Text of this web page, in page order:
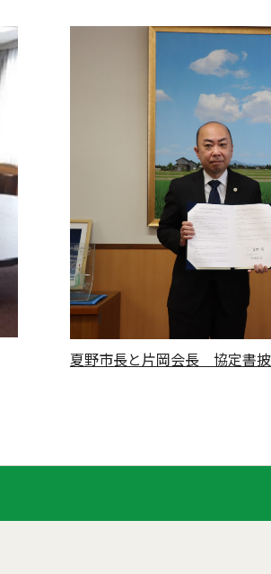
夏野市長と片岡会長 協定書